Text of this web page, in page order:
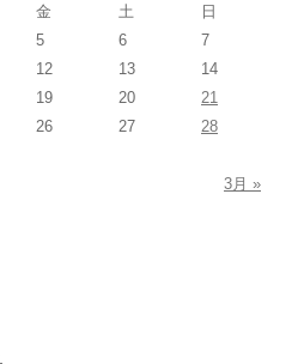
金 土 日
3月 »
5 6
7
12 13
14
19 20
21
26 27
28